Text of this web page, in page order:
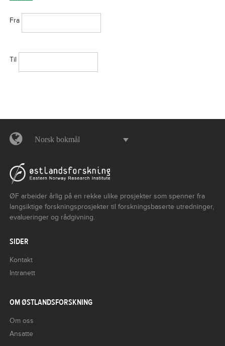
Norsk bokmål
ØF arbeider årlig på en rekke ulike prosjekter som spenner fra
langsiktige forskningsprosjekter til forskningsbaserte utredninger,
evalueringer og rådgivning.
SIDER
Kontakt
Intranett
OM ØSTLANDSFORSKNING
Om oss
Ansatte